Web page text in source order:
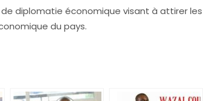
diplomatie économique visant à attirer les
du pays.